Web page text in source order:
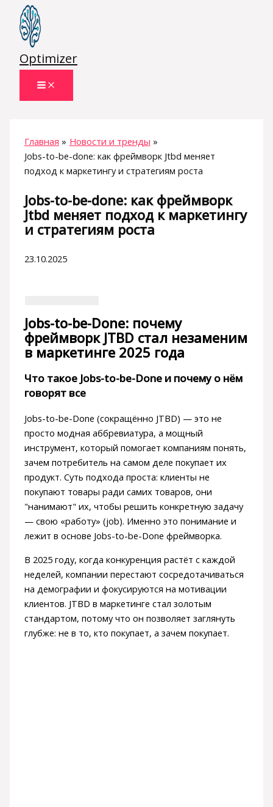
Перейти
содержимому
Optimizer
Главная
Новости и тренды
Jobs-to-be-done: как фреймворк Jtbd меняет
подход к маркетингу и стратегиям роста
Jobs-to-be-done: как фреймворк
Jtbd меняет подход к маркетингу
и стратегиям роста
23.10.2025
Jobs-to-be-Done: почему
фреймворк JTBD стал незаменим
в маркетинге 2025 года
Что такое Jobs-to-be-Done и почему о нём
говорят все
Jobs-to-be-Done (сокращённо JTBD) — это не
просто модная аббревиатура, а мощный
инструмент, который помогает компаниям понять,
зачем потребитель на самом деле покупает их
продукт. Суть подхода проста: клиенты не
покупают товары ради самих товаров, они
"нанимают" их, чтобы решить конкретную задачу
— свою «работу» (job). Именно это понимание и
лежит в основе Jobs-to-be-Done фреймворка.
В 2025 году, когда конкуренция растёт с каждой
неделей, компании перестают сосредотачиваться
на демографии и фокусируются на мотивации
клиентов. JTBD в маркетинге стал золотым
стандартом, потому что он позволяет заглянуть
глубже: не в то, кто покупает, а зачем покупает.